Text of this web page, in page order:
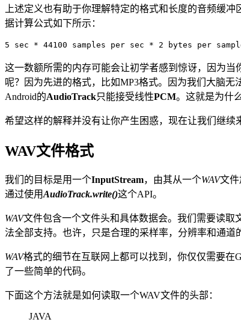
上述定义也有助于你理解特定的格式和长度的音频缓
据计算公式如下所示：
5 sec * 44100 samples per sec * 2 bytes per
这一数额所需的内存可能会让初学者感到惊讶，因为
呢？因为先进的格式，比如MP3格式。因为我们大脑
Android的AudioTrack只能接受线性PCM。这就是为什
希望这样的解释并没有让你产生困惑，现在让我们继续
WAV文件格式
我们的目标是用一个InputStream，由其从一个WAV文
通过使用AudioTrack.write()这个API。
WAV文件包含一个文件头和具体数据会。我们需要读取
法全部支持。也许，只是合理的采样率，分辨率和通道
WAV格式的细节在互联网上都可以找到，你仅仅需要在
了一些简单的代码。
下面这个方法就是如何读取一个WAV文件的头部：
JAVA